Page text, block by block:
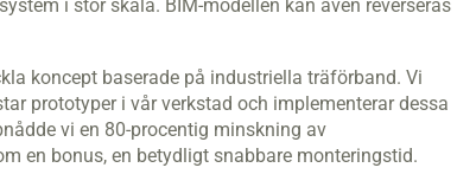
i stor skala. BIM-modellen kan även reverseras
koncept baserade på industriella träförband. Vi
prototyper i vår verkstad och implementerar dessa
vi en 80-procentig minskning av
en bonus, en betydligt snabbare monteringstid.